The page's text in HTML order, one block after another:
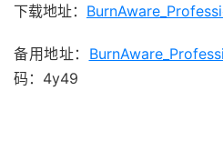
下载地址：
备用地址：
码：4y49